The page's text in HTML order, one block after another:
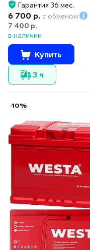
Гарантия 36 мес.
6 700 р. с обменом
7 400 р.
в наличии
Купить
3 ч
-10%